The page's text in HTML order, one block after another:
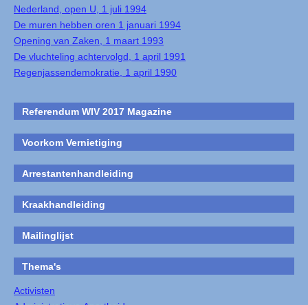
Nederland, open U, 1 juli 1994
De muren hebben oren 1 januari 1994
Opening van Zaken, 1 maart 1993
De vluchteling achtervolgd, 1 april 1991
Regenjassendemokratie, 1 april 1990
Referendum WIV 2017 Magazine
Voorkom Vernietiging
Arrestantenhandleiding
Kraakhandleiding
Mailinglijst
Thema's
Activisten